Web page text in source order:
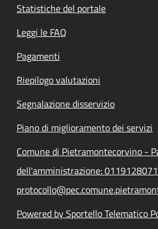
Statistiche del portale
Leggi le FAQ
Pagamenti
Riepilogo valutazioni
Segnalazione disservizio
Piano di miglioramento dei servizi
Comune di Pietramontecorvino -
dell'amministrazione:
Powered by Sportello Telematico